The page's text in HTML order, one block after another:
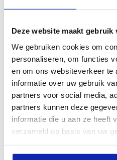
Deze website maakt gebruik
We gebruiken cookies om
personaliseren, om functies
en om ons websiteverkeer te
informatie over uw gebruik
partners voor social media,
partners kunnen deze
informatie die u aan ze heeft
verzameld op basis van uw
Berichten die verzonden
Meer lezen
Waarvoor dient een